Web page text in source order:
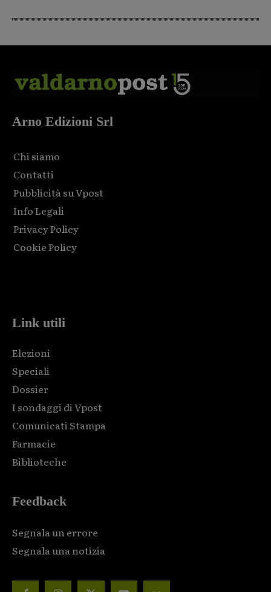
Arno Edizioni Srl
Chi siamo
Contatti
Pubblicità su Vpost
Info Legali
Privacy Policy
Cookie Policy
Link utili
Elezioni
Speciali
Dossier
I sondaggi di Vpost
Comunicati Stampa
Farmacie
Biblioteche
Feedback
Segnala un errore
Segnala una notizia